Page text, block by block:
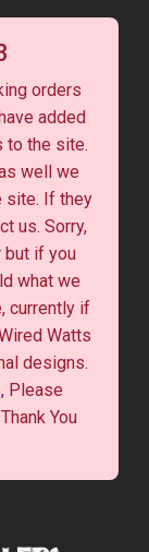
orders
added
to the site.
well we
site. If they
us. Sorry,
but if you
what we
currently if
Watts
designs.
Please
You